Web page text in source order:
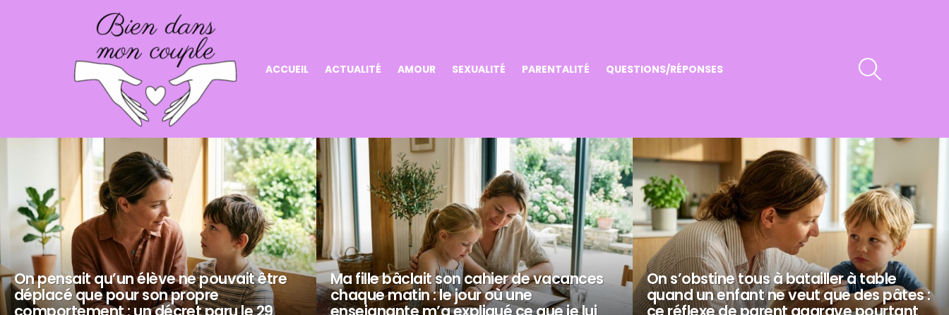
ACCUEIL ACTUALITÉ AMOUR SEXUALITÉ PARENTALITÉ QUESTIONS/RÉPONSES
On pensait qu’un élève ne pouvait être
déplacé que pour son propre
Ma fille bâclait son cahier de vacances
chaque matin : le jour où une
On s’obstine tous à batailler à table
quand un enfant ne veut que des pâtes :